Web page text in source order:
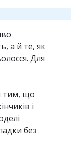
а й те, як
Для
тим, що
і
без